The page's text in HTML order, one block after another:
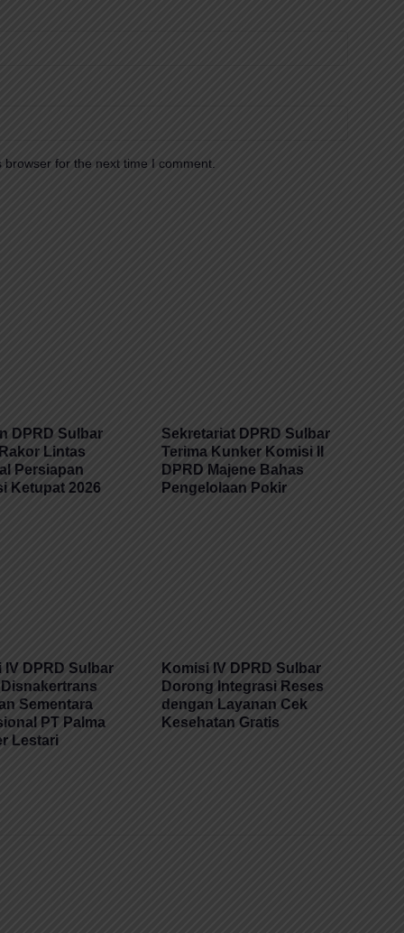
for the next time I comment.
DPRD Sulbar
Lintas
Persiapan
Ketupat 2026
Sekretariat DPRD Sulbar
Terima Kunker Komisi II
DPRD Majene Bahas
Pengelolaan Pokir
IV DPRD Sulbar
Sementara
PT Palma
Lestari
Komisi IV DPRD Sulbar
Dorong Integrasi Reses
dengan Layanan Cek
Kesehatan Gratis